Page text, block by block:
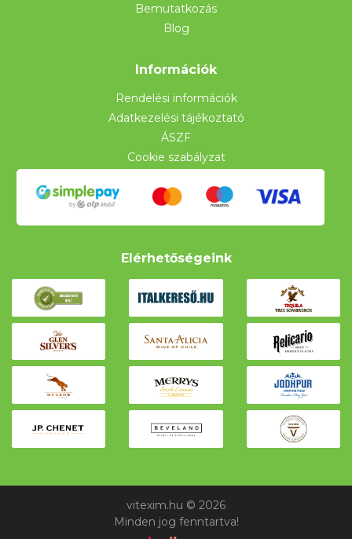
Bemutatkozás
Blog
Információk
Rendelési információk
Adatkezelési tájékoztató
ÁSZF
Cookie szabályzat
Elérhetőségeink
vitexim.hu © 2026
Minden jog fenntartva!